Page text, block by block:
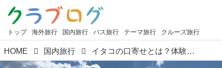
トップ 海外旅行 国内旅行 バス旅行 テーマ旅行 クルーズ旅行
HOME 国内旅行 イタコの口寄せとは？体験の流れ・事前準備・注意点を解説＜神社仏閣めぐりの旅＞